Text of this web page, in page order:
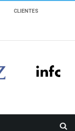
CLIENTES